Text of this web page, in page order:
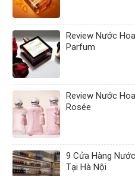
Review Nước
Parfum
Review Nước
Rosée
9 Cửa Hàng
Tại Hà Nội